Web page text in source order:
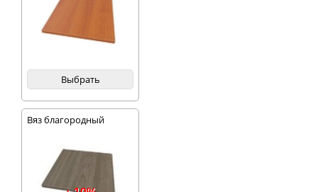
Выбрать
Вяз благородный